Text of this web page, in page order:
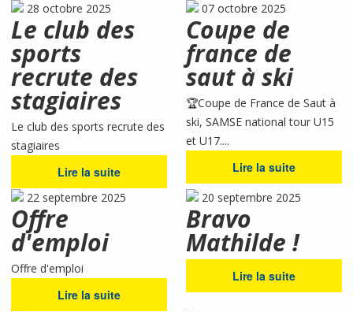
28 octobre 2025
Le club des
sports
recrute des
stagiaires
Le club des sports recrute des
stagiaires
Lire la suite
07 octobre 2025
Coupe de
france de
saut à ski
🏆Coupe de France de Saut à
ski, SAMSE national tour U15
et U17....
Lire la suite
22 septembre 2025
Offre
d'emploi
Offre d'emploi
Lire la suite
20 septembre 2025
Bravo
Mathilde !
Lire la suite